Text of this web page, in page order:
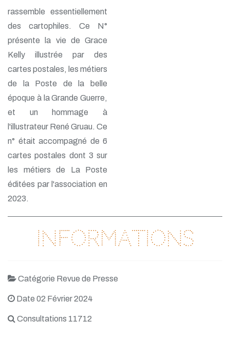
rassemble essentiellement
des cartophiles. Ce N°
présente la vie de Grace
Kelly illustrée par des
cartes postales, les métiers
de la Poste de la belle
époque à la Grande Guerre,
et un hommage à
l'illustrateur René Gruau. Ce
n° était accompagné de 6
cartes postales dont 3 sur
les métiers de La Poste
éditées par l'association en
2023.
Informations
Catégorie Revue de Presse
Date 02 Février 2024
Consultations 11712